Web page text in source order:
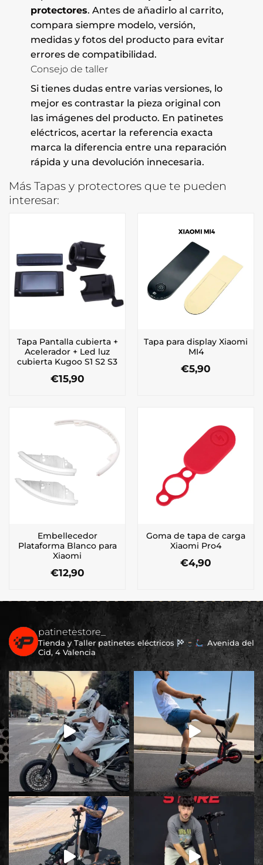
protectores. Antes de añadirlo al carrito,
compara siempre modelo, versión,
medidas y fotos del producto para evitar
errores de compatibilidad.
Consejo de taller
Si tienes dudas entre varias versiones, lo
mejor es contrastar la pieza original con
las imágenes del producto. En patinetes
eléctricos, acertar la referencia exacta
marca la diferencia entre una reparación
rápida y una devolución innecesaria.
Más Tapas y protectores que te pueden
interesar:
Tapa Pantalla cubierta +
Acelerador + Led luz
cubierta Kugoo S1 S2 S3
€15,90
Tapa para display Xiaomi
MI4
€5,90
Embellecedor
Plataforma Blanco para
Xiaomi
€12,90
Goma de tapa de carga
Xiaomi Pro4
€4,90
patinetestore_
Tienda y Taller patinetes eléctricos
Avenida del
Cid, 4 Valencia